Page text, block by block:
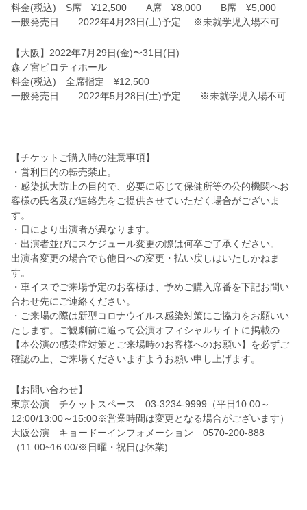
料金(税込) S席 ¥12,500 A席 ¥8,000 B席 ¥5,000
一般発売日 2022年4月23日(土)予定 ※未就学児入場不可
【大阪】2022年7月29日(金)〜31日(日)
森ノ宮ピロティホール
料金(税込) 全席指定 ¥12,500
一般発売日 2022年5月28日(土)予定 ※未就学児入場不可
【チケットご購入時の注意事項】
・営利目的の転売禁止。
・感染拡大防止の目的で、必要に応じて保健所等の公的機関へお
客様の氏名及び連絡先をご提供させていただく場合がございま
す。
・日により出演者が異なります。
・出演者並びにスケジュール変更の際は何卒ご了承ください。
出演者変更の場合でも他日への変更・払い戻しはいたしかねま
す。
・車イスでご来場予定のお客様は、予めご購入席番を下記お問い
合わせ先にご連絡ください。
・ご来場の際は新型コロナウイルス感染対策にご協力をお願いい
たします。ご観劇前に追って公演オフィシャルサイトに掲載の
【本公演の感染症対策とご来場時のお客様へのお願い】を必ずご
確認の上、ご来場くださいますようお願い申し上げます。
【お問い合わせ】
東京公演 チケットスペース 03-3234-9999（平日10:00～
12:00/13:00～15:00※営業時間は変更となる場合がございます）
大阪公演 キョードーインフォメーション 0570-200-888
（11:00~16:00/※日曜・祝日は休業)